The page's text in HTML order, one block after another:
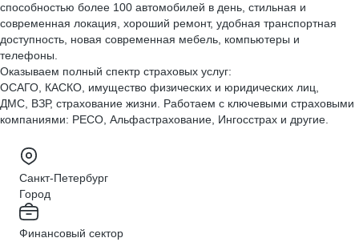
способностью более 100 автомобилей в день, стильная и
современная локация, хороший ремонт, удобная транспортная
доступность, новая современная мебель, компьютеры и
телефоны.
Оказываем полный спектр страховых услуг:
ОСАГО, КАСКО, имущество физических и юридических лиц,
ДМС, ВЗР, страхование жизни. Работаем с ключевыми страховыми
компаниями: РЕСО, Альфастрахование, Ингосстрах и другие.
Санкт-Петербург
Город
Финансовый сектор